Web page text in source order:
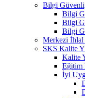
Bilgi
Bilgi
Bilgi
Bilgi
Merkezi
SKS Kalite
Kalite
Eğitim
İyi